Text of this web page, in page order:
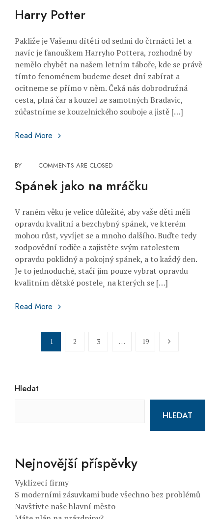
Harry Potter
Pakliže je Vašemu dítěti od sedmi do čtrnácti let a
navíc je fanouškem Harryho Pottera, rozhodně by
nemělo chybět na našem letním táboře, kde se právě
tímto fenoménem budeme deset dní zabírat a
ocitneme se přímo v něm. Čeká nás dobrodružná
cesta, plná čar a kouzel ze samotných Bradavic,
zúčastníme se kouzelnického souboje a jistě […]
Harry Potter
Read More
BY COMMENTS ARE CLOSED
Spánek jako na mráčku
V raném věku je velice důležité, aby vaše děti měli
opravdu kvalitní a bezchybný spánek, ve kterém
mohou růst, vyvíjet se a mnoho dalšího. Buďte tedy
zodpovědní rodiče a zajistěte svým ratolestem
opravdu poklidný a pokojný spánek, a to každý den.
Je to jednoduché, stačí jim pouze vybrat opravdu
kvalitním dětské postele¸ na kterých se […]
Spánek jako na mráčku
Read More
1 2 3 … Page
19
Hledat
HLEDAT
Nejnovější příspěvky
Vyklízecí firmy
S moderními zásuvkami bude všechno bez problémů
Navštivte naše hlavní město